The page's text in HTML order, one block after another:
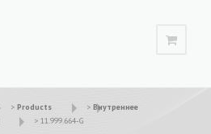
> Products > Внутреннее
> 11.999.664-G